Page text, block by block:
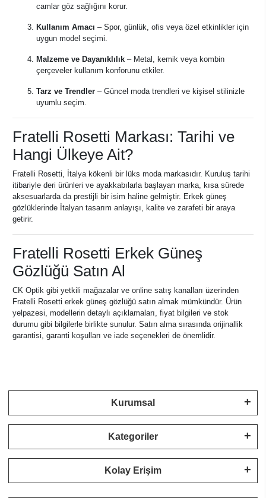
camlar göz sağlığını korur.
Kullanım Amacı – Spor, günlük, ofis veya özel etkinlikler için
uygun model seçimi.
Malzeme ve Dayanıklılık – Metal, kemik veya kombin
çerçeveler kullanım konforunu etkiler.
Tarz ve Trendler – Güncel moda trendleri ve kişisel stilinizle
uyumlu seçim.
Fratelli Rosetti Markası: Tarihi ve
Hangi Ülkeye Ait?
Fratelli Rosetti, İtalya kökenli bir lüks moda markasıdır. Kuruluş tarihi
itibariyle deri ürünleri ve ayakkabılarla başlayan marka, kısa sürede
aksesuarlarda da prestijli bir isim haline gelmiştir. Erkek güneş
gözlüklerinde İtalyan tasarım anlayışı, kalite ve zarafeti bir araya
getirir.
Fratelli Rosetti Erkek Güneş
Gözlüğü Satın Al
CK Optik gibi yetkili mağazalar ve online satış kanalları üzerinden
Fratelli Rosetti erkek güneş gözlüğü satın almak mümkündür. Ürün
yelpazesi, modellerin detaylı açıklamaları, fiyat bilgileri ve stok
durumu gibi bilgilerle birlikte sunulur. Satın alma sırasında orijinallik
garantisi, garanti koşulları ve iade seçenekleri de önemlidir.
Kurumsal
Kategoriler
Kolay Erişim